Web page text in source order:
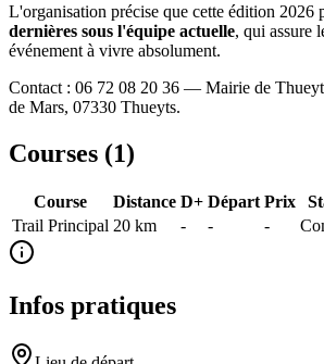
L'organisation précise que cette édition 2026
dernières sous l'équipe actuelle, qui assure
événement à vivre absolument.
Contact : 06 72 08 20 36 — Mairie de
de Mars, 07330 Thueyts.
Courses (1)
Course Distance D+ Départ Prix
Trail Principal 20 km - - -
Infos pratiques